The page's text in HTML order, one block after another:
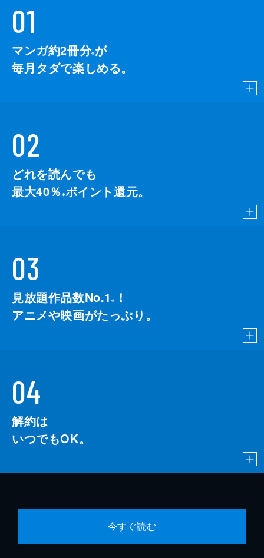
著者
著者
著者 小森拓也
著者 渡辺裕薫（シンデレラエキスプレス）
01
マンガ約2冊分※が
毎月タダで楽しめる。
02
どれを読んでも
最大40％ ※ポイント還元。
03
見放題作品数No.1 ※
！
アニメや映画がたっぷり。
04
解約は
いつでもOK。
今すぐ読む